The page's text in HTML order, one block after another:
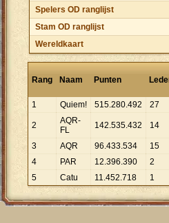
Spelers OD ranglijst
Stam OD ranglijst
Wereldkaart
Rang Naam Punten
1
Quiem! 515.280.492 27
2
AQR-
FL
142.535.432 14
3 AQR 96.433.534 15
4
PAR 12.396.390 2
5
Catu 11.452.718 1